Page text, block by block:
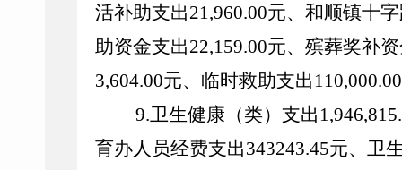
活补助支出21,960.00元、和顺镇十
助资金支出22,159.00元、殡葬奖补
3,604.00元、临时救助支出 110,000.00
9.卫生健康（类）支出
育办人员经费支出343243.45元、卫